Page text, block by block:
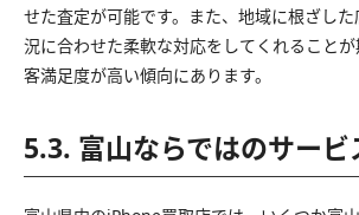
せた査定が可能です。また、地域に根ざし
況に合わせた柔軟な対応をしてくれること
客満足度が高い傾向にあります。
5.3. 富山ならではのサービ